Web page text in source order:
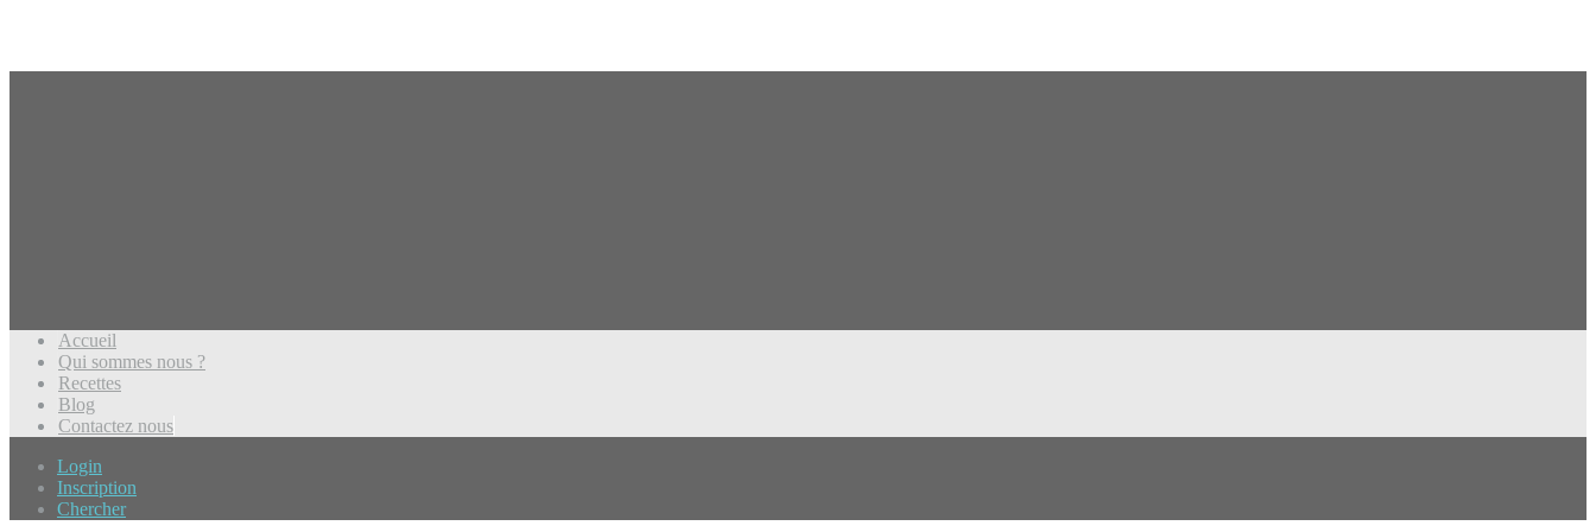
Accueil
Qui sommes nous ?
Recettes
Blog
Contactez nous
Login
Inscription
Chercher